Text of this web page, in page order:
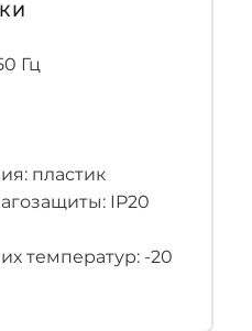
Гц
пластик
IP20
температур: -20